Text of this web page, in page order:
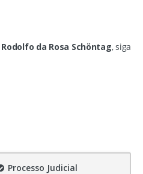
Rodolfo da Rosa Schöntag, siga
Processo Judicial